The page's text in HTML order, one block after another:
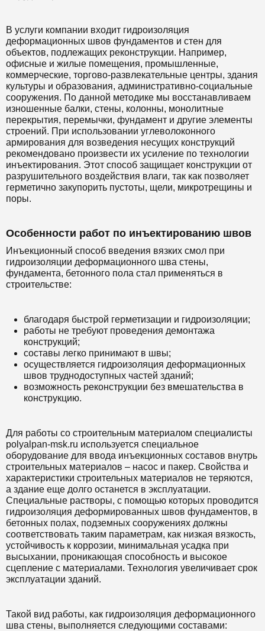
В услуги компании входит гидроизоляция
деформационных швов фундаментов и стен для
объектов, подлежащих реконструкции. Например,
офисные и жилые помещения, промышленные,
коммерческие, торгово-развлекательные центры, здания
культуры и образования, административно-социальные
сооружения. По данной методике мы восстанавливаем
изношенные балки, стены, колонны, монолитные
перекрытия, перемычки, фундамент и другие элементы
строений. При использовании углеволоконного
армирования для возведения несущих конструкций
рекомендовано произвести их усиление по технологии
инъектирования. Этот способ защищает конструкции от
разрушительного воздействия влаги, так как позволяет
герметично закупорить пустоты, щели, микротрещины и
поры.
Особенности работ по инъектированию швов
Инъекционный способ введения вязких смол при
гидроизоляции деформационного шва стены,
фундамента, бетонного пола стал применяться в
строительстве:
благодаря быстрой герметизации и гидроизоляции;
работы не требуют проведения демонтажа
конструкций;
составы легко принимают в швы;
осуществляется гидроизоляция деформационных
швов труднодоступных частей зданий;
возможность реконструкции без вмешательства в
конструкцию.
Для работы со строительным материалом специалисты
polyalpan-msk.ru используется специальное
оборудование для ввода инъекционных составов внутрь
строительных материалов – насос и пакер. Свойства и
характеристики строительных материалов не теряются,
а здание еще долго останется в эксплуатации.
Специальные растворы, с помощью которых проводится
гидроизоляция деформированных швов фундаментов, в
бетонных полах, подземных сооружениях должны
соответствовать таким параметрам, как низкая вязкость,
устойчивость к коррозии, минимальная усадка при
высыхании, проникающая способность и высокое
сцепление с материалами. Технология увеличивает срок
эксплуатации зданий.
Такой вид работы, как гидроизоляция деформационного
шва стены, выполняется следующими составами: